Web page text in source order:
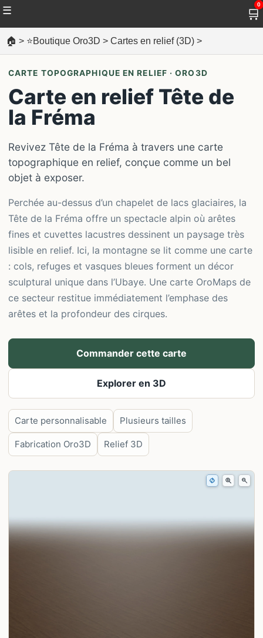
☰ 🛒
0
🏠 > ⭐Boutique Oro3D > Cartes en relief (3D) >
CARTE TOPOGRAPHIQUE EN RELIEF · ORO3D
Carte en relief Tête de
la Fréma
Revivez Tête de la Fréma à travers une carte
topographique en relief, conçue comme un bel
objet à exposer.
Perchée au-dessus d’un chapelet de lacs glaciaires, la
Tête de la Fréma offre un spectacle alpin où arêtes
fines et cuvettes lacustres dessinent un paysage très
lisible en relief. Ici, la montagne se lit comme une carte
: cols, refuges et vasques bleues forment un décor
sculptural unique dans l’Ubaye. Une carte OroMaps de
ce secteur restitue immédiatement l’emphase des
arêtes et la profondeur des cirques.
Commander cette carte
Explorer en 3D
Carte personnalisable Plusieurs tailles
Fabrication Oro3D Relief 3D